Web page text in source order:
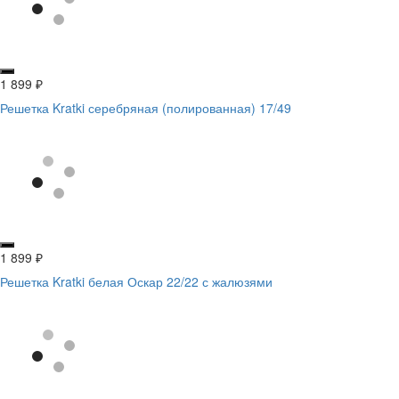
1 899 ₽
Решетка Kratki серебряная (полированная) 17/49
1 899 ₽
Решетка Kratki белая Оскар 22/22 с жалюзями